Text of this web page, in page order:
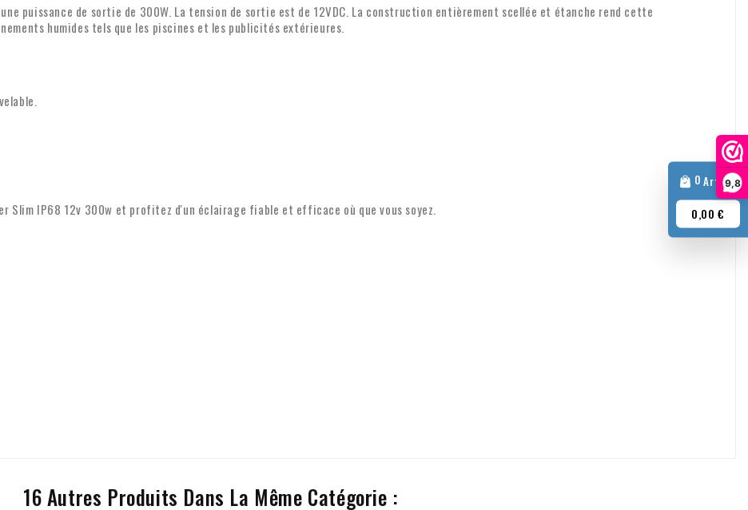
9,8
0Article
0,00 €
et, le cas échéant, des photos des dommages.
Transfert de TVA pour les clients professionnels
Pour toute question concernant l'expédition ou d'autres sujets, n'hésitez pas à nous contacter par
puissance de sortie de 300W. La tension de sortie est de 12VDC. La construction entièrement scellée et étanche rend cette
humides tels que les piscines et les publicités extérieures.
Slim IP68 12v 300w et profitez d'un éclairage fiable et efficace où que vous soyez.
16 Autres Produits Dans La Même Catégorie :